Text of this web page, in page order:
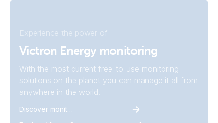
Experience the power of
Victron Energy monitoring
With the most current free-to-use monitoring
solutions on the planet you can manage it all from
anywhere in the world.
Discover monitoring